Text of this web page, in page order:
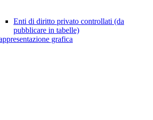
Enti di diritto privato controllati (da
pubblicare in tabelle)
grafica